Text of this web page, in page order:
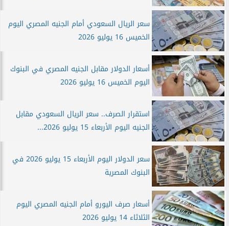
سعر الريال السعودي أمام الجنيه المصري اليوم
الخميس 16 يوليو 2026
أسعار الدولار مقابل الجنيه المصري في البنوك
اليوم الخميس 16 يوليو 2026
استقرار الصرف.. سعر الريال السعودي مقابل
الجنيه اليوم الأربعاء 15 يوليو 2026...
سعر الدولار اليوم الأربعاء 15 يوليو 2026 في
البنوك المصرية
أسعار صرف اليورو أمام الجنيه المصري اليوم
الثلاثاء 14 يوليو 2026